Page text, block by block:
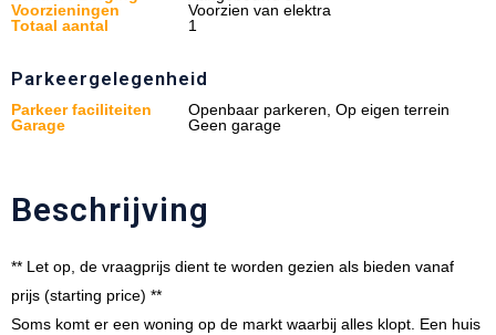
Voorzieningen
Voorzien van elektra
Totaal aantal
1
Parkeergelegenheid
Parkeer faciliteiten
Openbaar parkeren, Op eigen terrein
Garage
Geen garage
Beschrijving
** Let op, de vraagprijs dient te worden gezien als bieden vanaf
prijs (starting price) **
Soms komt er een woning op de markt waarbij alles klopt. Een huis